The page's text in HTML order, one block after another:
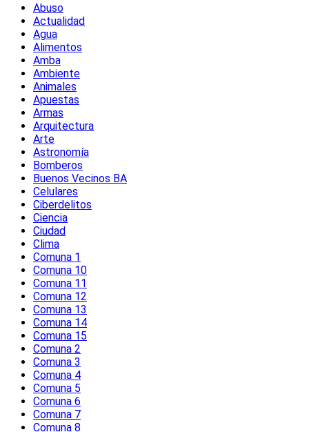
Abuso
Actualidad
Agua
Alimentos
Amba
Ambiente
Animales
Apuestas
Armas
Arquitectura
Arte
Astronomía
Bomberos
Buenos Vecinos BA
Celulares
Ciberdelitos
Ciencia
Ciudad
Clima
Comuna 1
Comuna 10
Comuna 11
Comuna 12
Comuna 13
Comuna 14
Comuna 15
Comuna 2
Comuna 3
Comuna 4
Comuna 5
Comuna 6
Comuna 7
Comuna 8